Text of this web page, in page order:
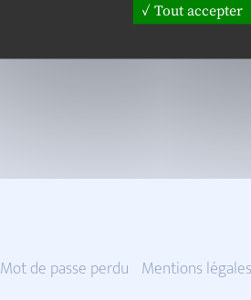
Mot de passe perdu Mentions légales
Tout accepter